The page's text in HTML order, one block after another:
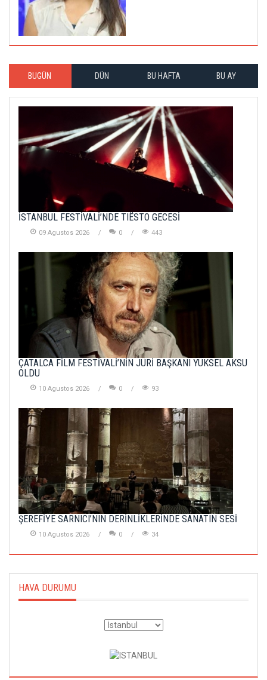
BUGÜN DÜN BU HAFTA BU AY
İSTANBUL FESTİVALİ’NDE TIËSTO GECESİ
09 Agustos 2026 0 443
ÇATALCA FİLM FESTİVALİ’NİN JÜRİ BAŞKANI YÜKSEL AKSU
OLDU
10 Agustos 2026 0 93
ŞEREFİYE SARNICI’NIN DERİNLİKLERİNDE SANATIN SESİ
10 Agustos 2026 0 34
HAVA DURUMU